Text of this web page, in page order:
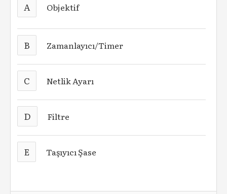
A Objektif
B Zamanlayıcı/Timer
C Netlik Ayarı
D Filtre
E Taşıyıcı Şase